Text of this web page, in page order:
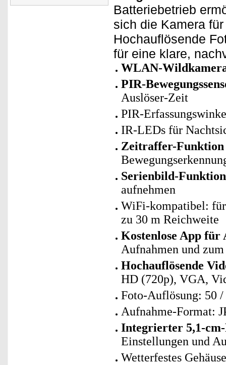
Batteriebetrieb
sich die Kamera
Hochauflösende
für eine klare,
WLAN-
PIR-
Auslöser-Zeit
PIR-
IR-LEDs für
Zeitraffer-Funktion
Serienbild-
aufnehmen
WiFi-kompatibel:
zu 30 m Reichweite
Kostenlose App
Aufnahmen und
Hochauflösende
HD (720p), VGA,
Foto-Auflösung: 50
Aufnahme-Format:
Integrierter 5,1-
Einstellungen und
Wetterfestes